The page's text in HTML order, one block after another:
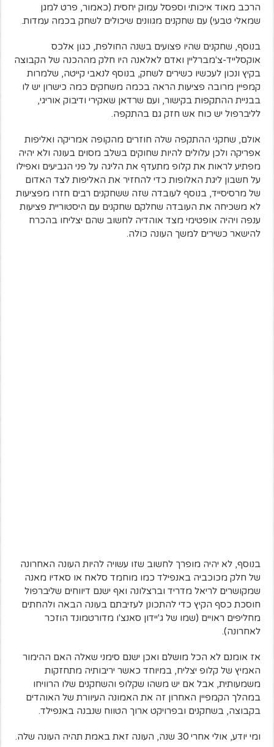
הרכב מאוד איכותי וספסל עמוק יחסית (כאמור, פרט למגן
שמאלי טבעי) עם שחקנים מגוונים שיכולים לשחק בכמה עמדות.
בנוסף, שחקנים שהיו פצועים בשנה החולפת, כגון אלכס
אוקסלייד-צ'מברליין ואדם לאלאנה היו חלק מההכנה של הקבוצה
בקיץ ונכון לעכשיו כשירים לשחק, בנוסף לנאבי קייטה, שלמרות
קמפיין מרובה פציעות הראה בכמה משחקים כמה כישרון יש לו
בבניית ההתקפות בקישור, ועם שרדאן שאקירי ודיבוק אוריגי,
לליברפול יש כוח אש חזק גם בהתקפה.
אולם, שחקני ההתקפה שלה חוזרים מהקופה אמריקה ואליפות
אפריקה ולכן עלולים להיות שחוקים בשלב מסוים בעונה ולא יהיה
מפתיע לראות את קלופ מתעדף את הליגה על פני הגביעים ואפילו
על חשבון ליגת האלופות כדי להחזיר את האליפות לצד האדום
של מרסיסייד, בנוסף לעובדה שזה ששחקנים רבים חזרו מפציעות
לא משכיחה את העובדה שחלקם שחקנים עם היסטוריית פציעות
ענפה ויהיה אופטימי מצד אוהדיה לחשוב שהם יצליחו בהכרח
להישאר כשירים למשך העונה כולה.
בנוסף, לא יהיה מופרך לחשוב שזו עשויה להיות העונה האחרונה
של חלק מכוכביה באנפילד כמו מוחמד סלאח או סאדיו מאנה
שמקושרים לריאל מדריד וברצלונה ואף ישנם דיווחים שליברפול
חוסכת כסף הקיץ כדי להתכונן לעזיבתם בעונה הבאה ולהחתים
מחליפים ראויים (שמו של ג'יידון סאנצ'ו מדורטמונד הוזכר
לאחרונה).
אז אומנם לא הכל מושלם ואכן ישנם סימני שאלה האם ההימור
האמיץ של קלופ יצליח, במיוחד כאשר יריבותיה מתחזקות
משמעותית, אבל אם יש משהו שקלופ והשחקנים שלו הרוויחו
במהלך הקמפיין האחרון זה את האמונה העיוורת של האוהדים
בקבוצה, בשחקנים ובפרויקט ארוך הטווח שנבנה באנפילד.
ומי יודע, אולי אחרי 30 שנה, העונה זאת באמת תהיה העונה שלה.